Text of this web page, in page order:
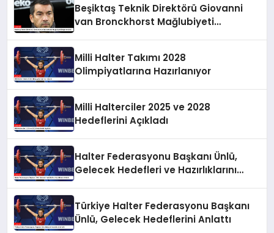
Beşiktaş Teknik Direktörü Giovanni
van Bronckhorst Mağlubiyeti
Milli Halter Takımı 2028
Olimpiyatlarına Hazırlanıyor
Milli Halterciler 2025 ve 2028
Hedeflerini Açıkladı
Halter Federasyonu Başkanı Ünlü,
Gelecek Hedefleri ve Hazırlıklarını
Türkiye Halter Federasyonu Başkanı
Ünlü, Gelecek Hedeflerini Anlattı